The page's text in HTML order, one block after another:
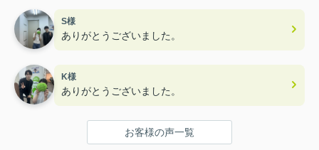
S様
ありがとうございました。
K様
ありがとうございました。
お客様の声一覧